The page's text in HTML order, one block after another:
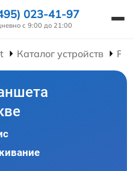
023-41-97
с 9:00 до 21:00
Каталог устройств